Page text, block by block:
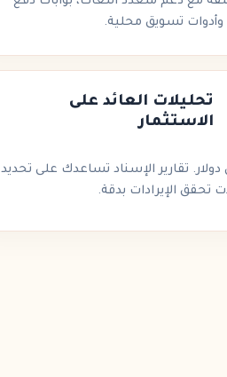
وأدوات تسويق محلية.
تحليلات العائد على
الاستثمار
دولار. تقارير الإسناد تساعدك على تحديد
تحقق الإيرادات بدقة.